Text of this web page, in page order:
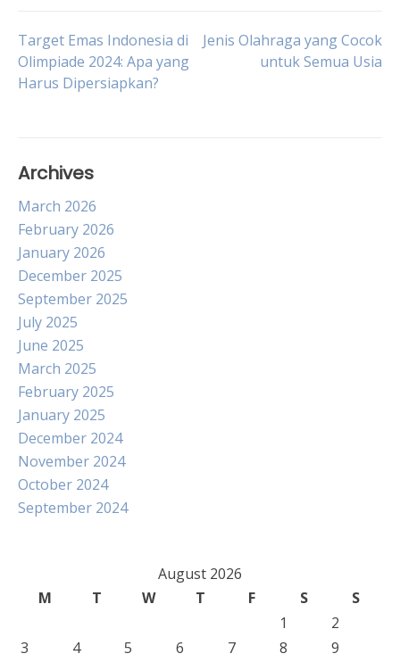
Post
navigation
Target Emas Indonesia di
Olimpiade 2024: Apa yang
Harus Dipersiapkan?
Jenis Olahraga yang Cocok
untuk Semua Usia
Archives
March 2026
February 2026
January 2026
December 2025
September 2025
July 2025
June 2025
March 2025
February 2025
January 2025
December 2024
November 2024
October 2024
September 2024
August 2026
M
T W T F S
S
1
2
3
4 5 6 7 8
9